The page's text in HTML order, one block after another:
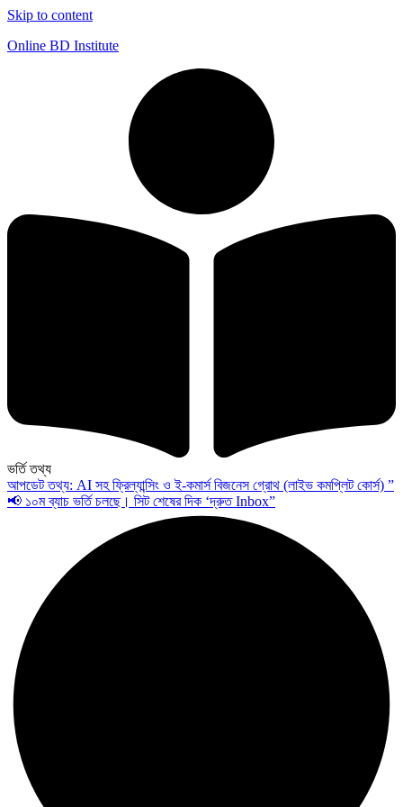
Skip to content
Online BD Institute
ভর্তি তথ্য
আপডেট তথ্য: AI সহ ফ্রিল্যান্সিং ও ই-কমার্স বিজনেস গ্রোথ (লাইভ কমপ্লিট কোর্স) ”
📢 ১০ম ব্যাচ ভর্তি চলছে। সিট শেষের দিক ‘দ্রুত Inbox”